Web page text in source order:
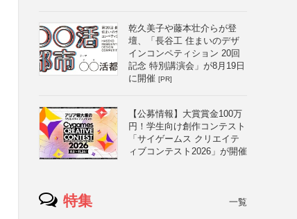
乾久美子や藤本壮介らが登
壇、「長谷工 住まいのデザ
インコンペティション 20回
記念 特別講演会」が8月19日
に開催 [PR]
【公募情報】大賞賞金100万
円！学生向け創作コンテスト
「サイゲームス クリエイテ
ィブコンテスト2026」が開催
特集 一覧